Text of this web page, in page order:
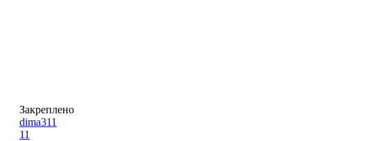
Закреплено
dima311
11